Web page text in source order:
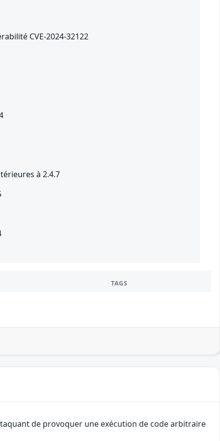
CVE-2024-32122
à 2.4.7
TAGS
de provoquer une exécution de code arbitraire